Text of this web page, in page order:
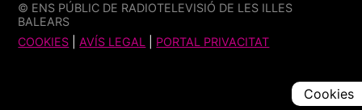
© ENS PÚBLIC DE RADIOTELEVISIÓ DE LES ILLES
BALEARS
COOKIES |AVÍS LEGAL PORTAL PRIVACITAT
Cookies